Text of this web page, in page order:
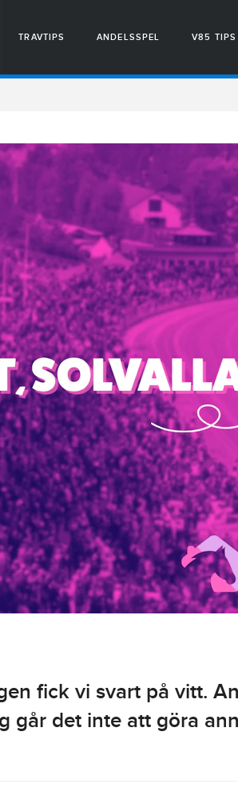
TRAVTIPS ANDELSSPEL V85 TIPS
fick vi svart på vitt.
går det inte att göra